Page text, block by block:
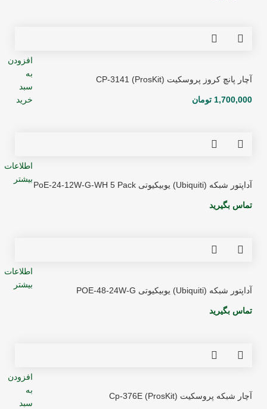
افزودن
به
سبد
خرید
آچار پانچ کروز پروسکیت (ProsKit) CP-3141
1,700,000 تومان
اطلاعات
بیشتر
آداپتور شبکه (Ubiquiti) یوبیکیوتی PoE-24-12W-G-WH 5 Pack
تماس بگیرید
اطلاعات
بیشتر
آداپتور شبکه (Ubiquiti) یوبیکیوتی POE-48-24W-G
تماس بگیرید
افزودن
به
سبد
آچار شبکه پروسکیت (ProsKit) Cp-376E